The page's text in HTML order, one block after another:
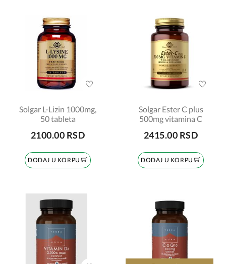
Solgar L-Lizin 1000mg,
50 tableta
2100.00 RSD
DODAJ U KORPU
Solgar Ester C plus
500mg vitamina C
2415.00 RSD
DODAJ U KORPU